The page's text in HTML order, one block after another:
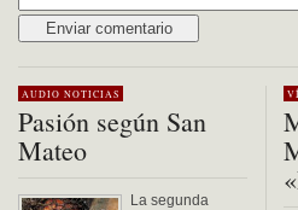
AUDIO NOTICIAS
Pasión según San
Mateo
La segunda